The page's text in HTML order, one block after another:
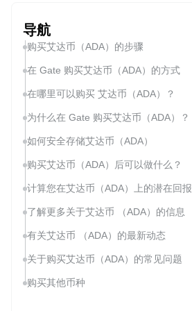
导航
购买艾达币（ADA）的步骤
在 Gate 购买艾达币（ADA）的方式
在哪里可以购买 艾达币（ADA）？
为什么在 Gate 购买艾达币（ADA）？
如何安全存储艾达币（ADA）
购买艾达币（ADA）后可以做什么？
计算您在艾达币（ADA）上的潜在回报
了解更多关于艾达币 （ADA）的信息
有关艾达币 （ADA）的最新动态
关于购买艾达币（ADA）的常见问题
购买其他币种